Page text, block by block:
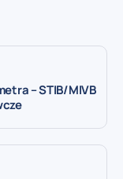
– STIB/MIVB